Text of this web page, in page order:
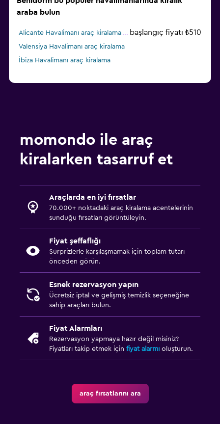
araba bulun
Alicante Havalimanı araç kiralama başlangıç fiyatı ₺510
Valensiya Havalimanı araç kiralama
İbiza Havalimanı araç kiralama
momondo ile araç
kiralarken tasarruf et
Araçlarda en iyi fırsatlar
70.000+ noktadaki araç kiralama acentelerinin
sunduğu fırsatları görüntüleyin.
Fiyat şeffaflığı
Sürprizlerle karşılaşmamak için toplam tutarı
önceden görün.
Esnek rezervasyon yapın
Ücretsiz iptal ve gelişmiş temizlik seçeneğine
sahip araçları bulun.
Fiyat Alarmları
Rezervasyon yapmaya hazır değil misiniz?
Fiyatları takip etmek için fiyat alarmı oluşturun.
araç fırsatlarını ara